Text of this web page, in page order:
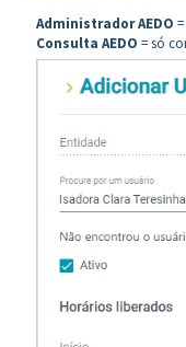
Administrador AEDO
Consulta AEDO = só